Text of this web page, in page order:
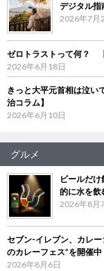
デジタル指
2026年7月
ゼロトラストって何？
2026年6月18日
きっと大平元首相は泣
治コラム】
2026年6月10日
グルメ
ビールだ
的に水を飲
2026年8月
セブン‐イレブン、カレ
のカレーフェス”を開催中
2026年8月6日